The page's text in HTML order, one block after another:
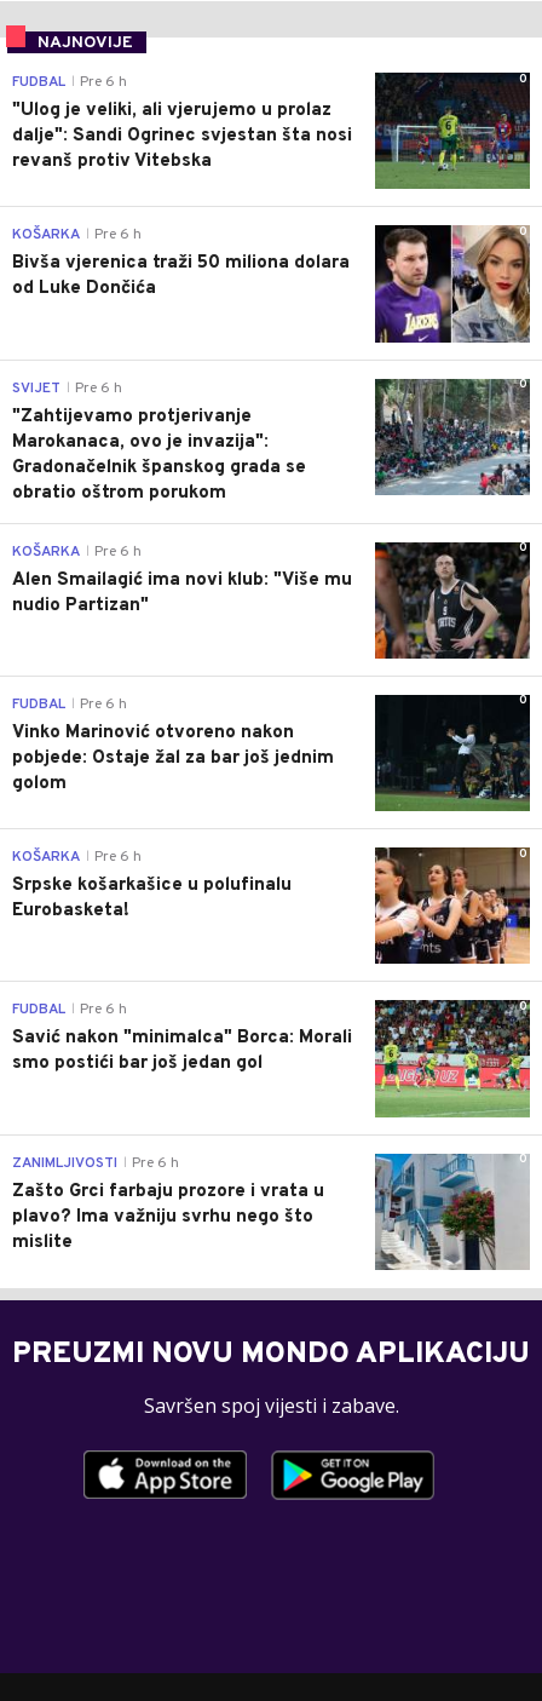
NAJNOVIJE
0
FUDBAL Pre 6 h
"Ulog je veliki, ali vjerujemo u prolaz
dalje": Sandi Ogrinec svjestan šta nosi
revanš protiv Vitebska
0
KOŠARKA Pre 6 h
Bivša vjerenica traži 50 miliona dolara
od Luke Dončića
0
SVIJET Pre 6 h
"Zahtijevamo protjerivanje
Marokanaca, ovo je invazija":
Gradonačelnik španskog grada se
obratio oštrom porukom
0
KOŠARKA Pre 6 h
Alen Smailagić ima novi klub: "Više mu
nudio Partizan"
0
FUDBAL Pre 6 h
Vinko Marinović otvoreno nakon
pobjede: Ostaje žal za bar još jednim
golom
0
KOŠARKA Pre 6 h
Srpske košarkašice u polufinalu
Eurobasketa!
0
FUDBAL Pre 6 h
Savić nakon "minimalca" Borca: Morali
smo postići bar još jedan gol
0
ZANIMLJIVOSTI Pre 6 h
Zašto Grci farbaju prozore i vrata u
plavo? Ima važniju svrhu nego što
mislite
PREUZMI NOVU MONDO APLIKACIJU
Savršen spoj vijesti i zabave.